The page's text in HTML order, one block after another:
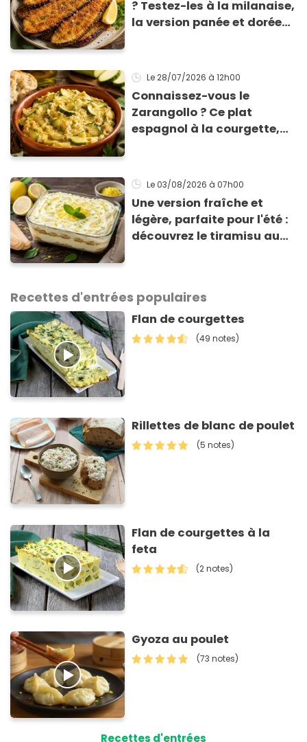
? Testez-les à la milanaise,
la version panée et dorée
Le 28/07/2026 à 12h00
Connaissez-vous le
Zarangollo ? Ce plat
espagnol à la courgette,
Le 03/08/2026 à 07h00
Une version fraîche et
légère, parfaite pour l'été :
découvrez le tiramisu au
Recettes d'entrées populaires
Flan de courgettes
(49 notes)
Rillettes de blanc de poulet
(5 notes)
Flan de courgettes à la
feta
(2 notes)
Gyoza au poulet
(73 notes)
Recettes d'entrées